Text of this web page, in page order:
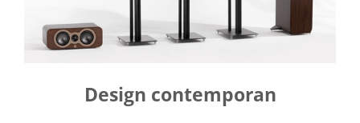
Design contemporan